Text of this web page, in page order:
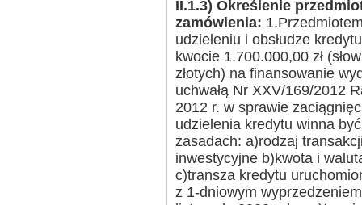
II.1.3) Określenie
zamówienia:
udzieleniu i obsłudze
kwocie 1.700.000,00 zł
złotych) na finansowanie
uchwałą Nr XXV/169/2012
2012 r. w sprawie
udzielenia kredytu winna
zasadach: a)rodzaj
inwestycyjne b)kwota i
c)transza kredytu
z 1-dniowym